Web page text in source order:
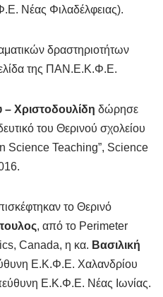
Νέας Φιλαδέλφειας).
δραστηριοτήτων
της ΠΑΝ.Ε.Κ.Φ.Ε.
– Χριστοδουλίδη δώρησε
του Θερινού σχολείου
Science Teaching”, Science
το Θερινό
, από το Perimeter
Canada, η κα. Βασιλική
Ε.Κ.Φ.Ε. Χαλανδρίου
Ε.Κ.Φ.Ε. Νέας Ιωνίας.